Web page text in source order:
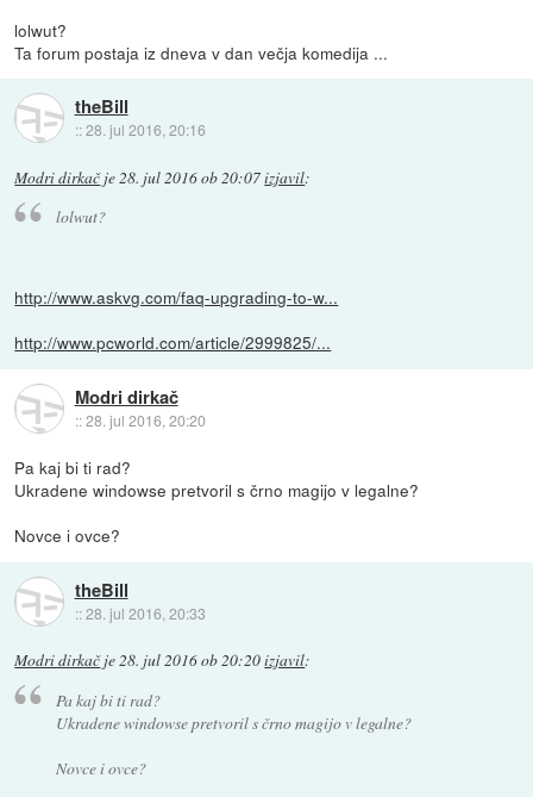
lolwut?
Ta forum postaja iz dneva v dan večja komedija ...
theBill
::28. jul 2016, 20:16
Modri dirkačje28. jul 2016 ob 20:07izjavil:
lolwut?
http://www.askvg.com/faq-upgrading-to-w...
http://www.pcworld.com/article/2999825/...
Modri dirkač
::28. jul 2016, 20:20
Pa kaj bi ti rad?
Ukradene windowse pretvoril s črno magijo v legalne?
Novce i ovce?
theBill
::28. jul 2016, 20:33
Modri dirkačje28. jul 2016 ob 20:20izjavil:
Pa kaj bi ti rad?
Ukradene windowse pretvoril s črno magijo v legalne?
Novce i ovce?